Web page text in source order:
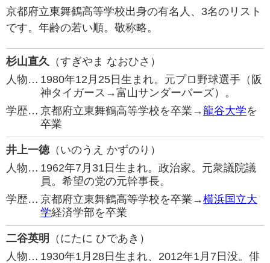
京都府立東舞鶴高等学校出身の有名人、3名のリスト
です。年齢の若い順。敬称略。
杉山直久 （すぎやま なおひさ）
人物… 1980年12月25日生まれ。元プロ野球選手（阪
神タイガース→富山サンダーバーズ）。
学歴… 京都府立東舞鶴高等学校を卒業→龍谷大学を
卒業
井上一徳（いのうえ かずのり）
人物… 1962年7月31日生まれ。政治家。元衆議院議
員。希望の党の元幹事長。
学歴… 京都府立東舞鶴高等学校を卒業→横浜国立大
学経済学部を卒業
二谷英明
（にたに ひであき）
人物… 1930年1月28日生まれ、2012年1月7日没。俳